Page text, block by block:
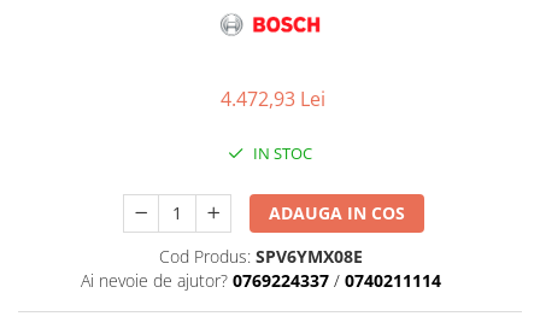
4.472,93 Lei
IN STOC
ADAUGA IN COS
Cod Produs: SPV6YMX08E
Ai nevoie de ajutor? 0769224337 / 0740211114